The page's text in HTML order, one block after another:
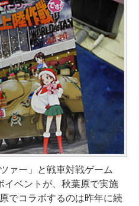
ァー」と戦車対戦ゲーム
イベントが、秋葉原で実施
でコラボするのは昨年に続